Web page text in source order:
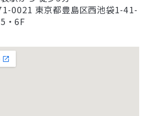
0021 東京都豊島区西池袋1-41-
・6F